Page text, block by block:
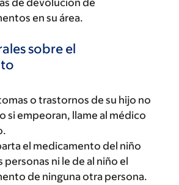
de devolución de
en su área.
sobre el
o trastornos de su hijo no
si empeoran, llame al médico
el medicamento del niño
personas ni le de al niño el
de ninguna otra persona.